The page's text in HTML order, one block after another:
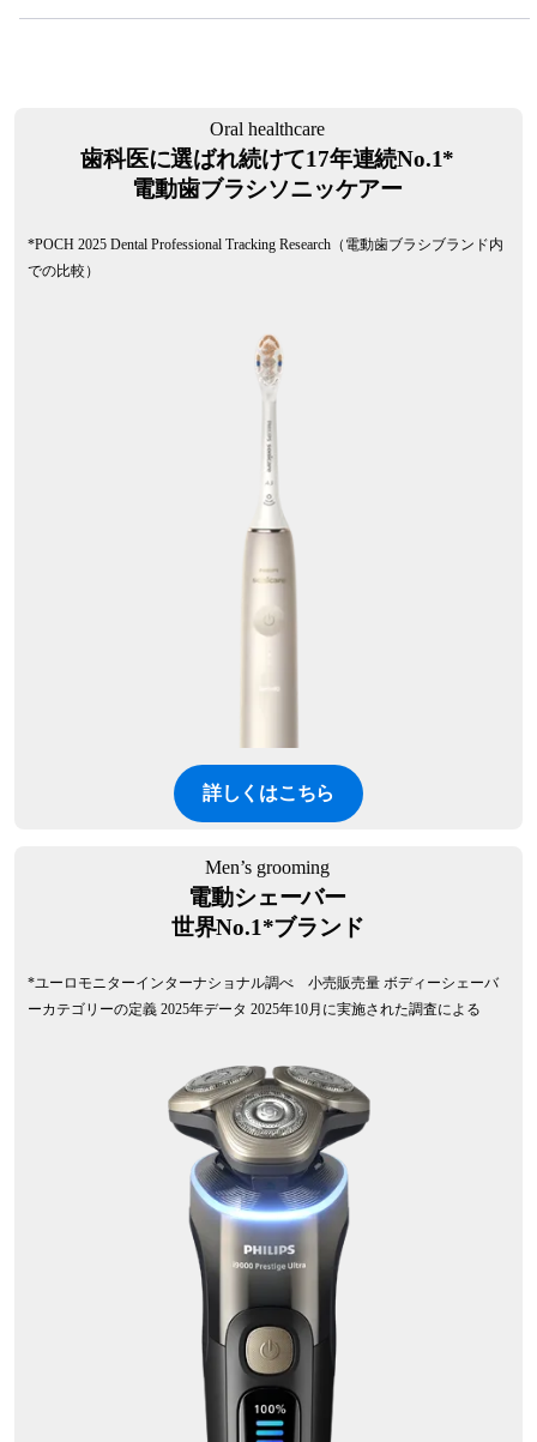
Oral healthcare
歯科医に選ばれ続けて17年連続No.1*
電動歯ブラシソニッケアー
*POCH 2025 Dental Professional Tracking Research（電動歯ブラシブランド内
での比較）
詳しくはこちら
Men’s grooming
電動シェーバー
世界No.1*ブランド
*ユーロモニターインターナショナル調べ 小売販売量 ボディーシェーバ
ーカテゴリーの定義 2025年データ 2025年10月に実施された調査による